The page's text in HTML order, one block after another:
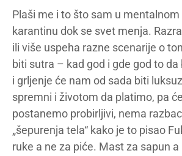
Plaši me i to što sam u
karantinu dok se svet menja.
ili više uspeha razne scenarije o
biti sutra – kad god i gde god to da
i grljenje će nam od sada biti
spremni i životom da platimo, pa
postanemo probirljivi, nema
„šepurenja tela“ kako je to pisao
ruke a ne za piće. Mast za sapun a